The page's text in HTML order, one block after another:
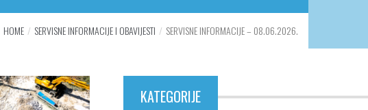
HOME SERVISNE INFORMACIJE I OBAVIJESTI SERVISNE INFORMACIJE – 08.06.2026.
KATEGORIJE